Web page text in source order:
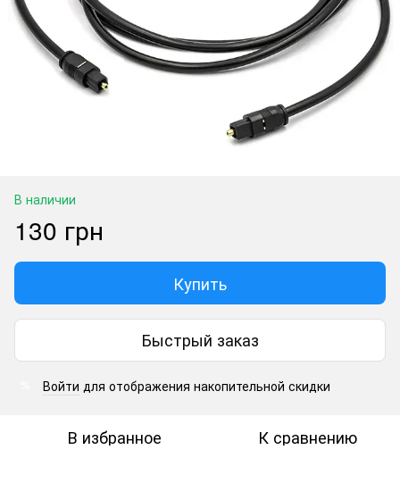
В наличии
130 грн
Купить
Быстрый заказ
Войти для отображения накопительной скидки
В избранное К сравнению